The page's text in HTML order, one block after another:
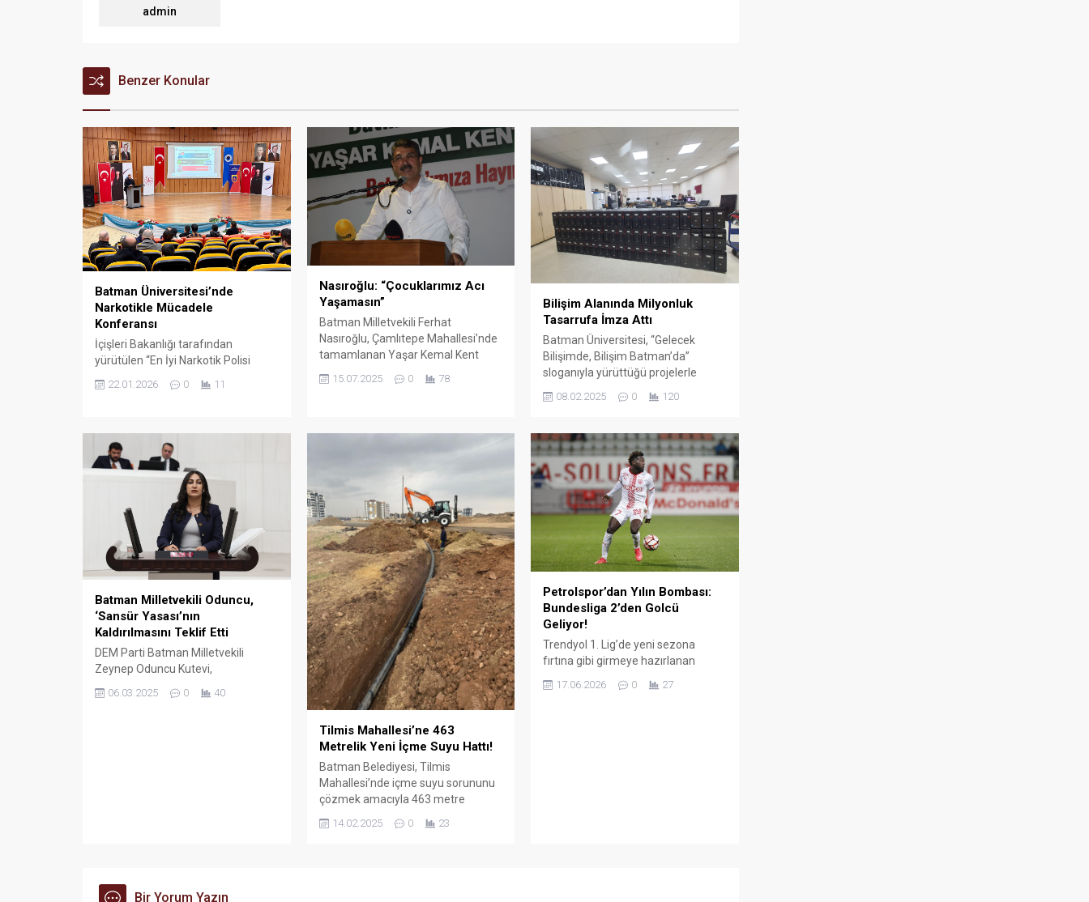
admin
Benzer Konular
Batman Üniversitesi’nde
Narkotikle Mücadele
Konferansı
İçişleri Bakanlığı tarafından
yürütülen “En İyi Narkotik Polisi
İl Jandarma Komutanlığı Narkotik
Üniversitesi’nde konferans
düzenlendi.
22.01.2026 0 11
Nasıroğlu: “Çocuklarımız Acı
Yaşamasın”
Batman Milletvekili Ferhat
Nasıroğlu, Çamlıtepe Mahallesi’nde
tamamlanan Yaşar Kemal Kent
Ormanı açılışında önemli mesajlar
verdi.
15.07.2025 0 78
Bilişim Alanında Milyonluk
Tasarrufa İmza Attı
Batman Üniversitesi, “Gelecek
Bilişimde, Bilişim Batman’da”
sloganıyla yürüttüğü projelerle
ediyor.
08.02.2025 0 120
Batman Milletvekili Oduncu,
‘Sansür Yasası’nın
Kaldırılmasını Teklif Etti
DEM Parti Batman Milletvekili
Zeynep Oduncu Kutevi,
kamuoyunda “sansür yasası” olarak
anılan ve Ekim 2022’de yürürlüğe
06.03.2025 0 40
Tilmis Mahallesi’ne 463
Metrelik Yeni İçme Suyu Hattı!
Batman Belediyesi, Tilmis
Mahallesi’nde içme suyu sorununu
çözmek amacıyla 463 metre
hattı döşeme çalışmalarını
14.02.2025 0 23
Petrolspor’dan Yılın Bombası:
Bundesliga 2’den Golcü
Geliyor!
Trendyol 1. Lig’de yeni sezona
fırtına gibi girmeye hazırlanan
piyasasını sallayacak bir hamleye
17.06.2026 0 27
Bir Yorum Yazın